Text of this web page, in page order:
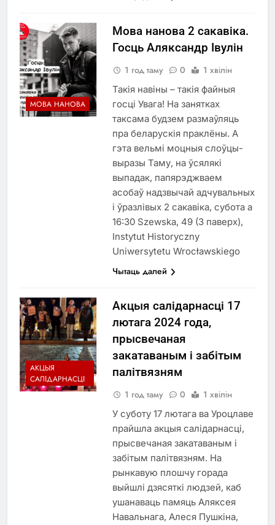
МОВА НАНОВА
Мова нанова 2 сакавіка.
Госць Аляксандр Івулін
1 год таму 0 1 хвілін
Такія навіны – такія файныя
госці Увага! На занятках
таксама будзем размаўляць
пра беларускія праклёны. А
гэта вельмі моцныя слоўцы-
выразы Таму, на ўсялякі
выпадак, папярэджваем
асобаў надзвычай адчувальных
і ўразлівых 2 сакавіка, субота а
16:30 Szewska, 49 (3 паверх),
Instytut Historyczny
Uniwersytetu Wrocławskiego
Чытаць далей
АКЦЫЯ
САЛІДАРНАСЦІ
Акцыя салідарнасці 17
лютага 2024 года,
прысвечаная
закатаваным і забітым
палітвязням
1 год таму 0 1 хвілін
У суботу 17 лютага ва Уроцлаве
прайшла акцыя салідарнасці,
прысвечаная закатаваным і
забітым палітвязням. На
рынкавую плошчу горада
выйшлі дзясяткі людзей, каб
ушанаваць памяць Аляксея
Навальнага, Алеся Пушкіна,